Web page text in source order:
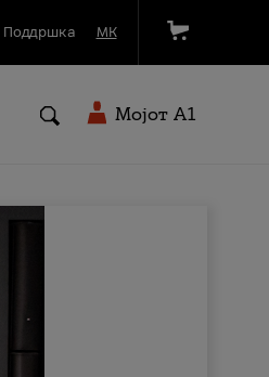
Поддршка МК
Мојот A1